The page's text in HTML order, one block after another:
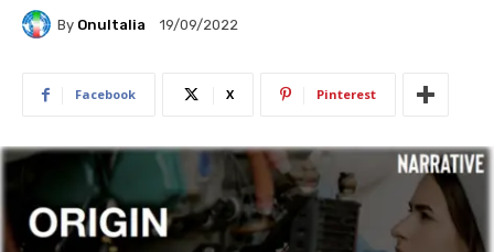
By OnuItalia 19/09/2022
Facebook X Pinterest